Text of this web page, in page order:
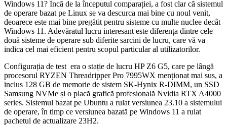
Windows 11? Încă de la începutul comparației, a fost clar că sistemul
de operare bazat pe Linux se va descurca mai bine cu noul venit,
deoarece este mai bine pregătit pentru sisteme cu multe nuclee decât
Windows 11. Adevăratul lucru interesant este diferența dintre cele
două sisteme de operare sub diferite sarcini de lucru, care vă va
indica cel mai eficient pentru scopul particular al utilizatorilor.
Configurația de test era o stație de lucru HP Z6 G5, care pe lângă
procesorul RYZEN Threadripper Pro 7995WX menționat mai sus, a
inclus 128 GB de memorie de sistem SK-Hynix R-DIMM, un SSD
Samsung NVMe și o placă grafică profesională Nvidia RTX A4000
series. Sistemul bazat pe Ubuntu a rulat versiunea 23.10 a sistemului
de operare, în timp ce versiunea bazată pe Windows 11 a rulat
pachetul de actualizare 23H2.